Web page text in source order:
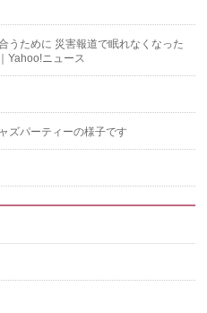
うために 災害報道で眠れなくなった
Yahoo!ニュース
ズパーティーの様子です